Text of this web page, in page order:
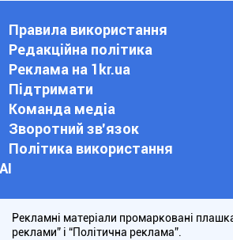
Правила використання
Редакційна політика
Реклама на 1kr.ua
Підтримати
Команда медіа
Зворотний зв'язок
Політика використання
АІ
Рекламні матеріали промарковані
реклами” і “Політична реклама”.